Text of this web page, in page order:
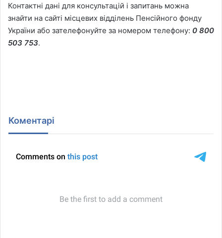
Контактні дані для консультацій і запитань можна
знайти на сайті місцевих відділень Пенсійного фонду
України або зателефонуйте за номером телефону: 0 800
503 753.
Коментарі